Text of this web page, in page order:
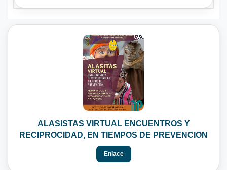
ALASISTAS VIRTUAL ENCUENTROS Y
RECIPROCIDAD, EN TIEMPOS DE PREVENCION
Enlace